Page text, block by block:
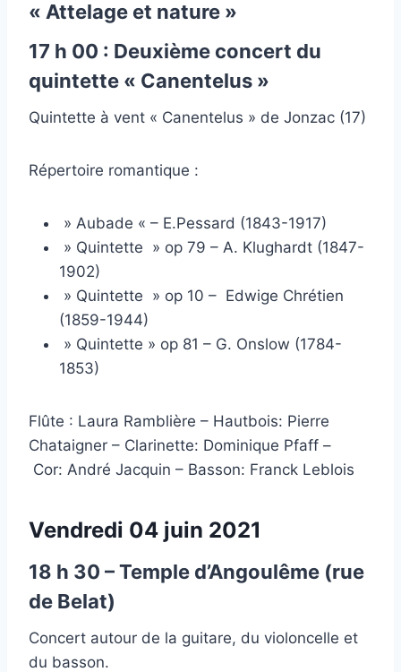
« Attelage et nature »
17 h 00 : Deuxième concert du
quintette « Canentelus »
Quintette à vent « Canentelus » de Jonzac (17)
Répertoire romantique :
» Aubade « – E.Pessard (1843-1917)
» Quintette » op 79 – A. Klughardt (1847-
1902)
» Quintette » op 10 – Edwige Chrétien
(1859-1944)
» Quintette » op 81 – G. Onslow (1784-
1853)
Flûte : Laura Ramblière – Hautbois: Pierre
Chataigner – Clarinette: Dominique Pfaff –
Cor: André Jacquin – Basson: Franck Leblois
Vendredi 04 juin 2021
18 h 30 – Temple d’Angoulême (rue
de Belat)
Concert autour de la guitare, du violoncelle et
du basson.